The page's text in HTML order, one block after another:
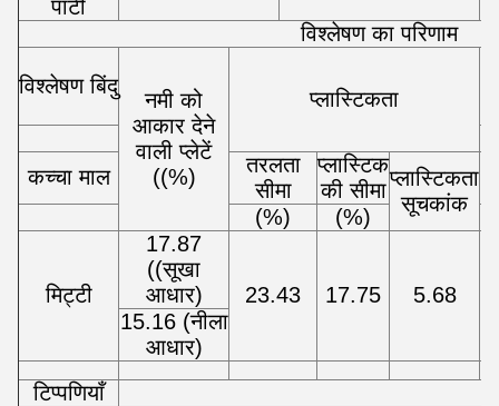
पार्टी
विश्लेषण का परिणाम
विश्लेषण बिंदु
नमी को
आकार देने
वाली प्लेटें
((%)
प्लास्टिकता
कच्चा माल
तरलता
सीमा
प्लास्टिक
की सीमाप्लास्टिकता
सूचकांक
(%) (%)
मिट्टी
17.87
((सूखा
आधार)
23.43 17.75 5.68
15.16 (नीला
आधार)
टिप्पणियाँ